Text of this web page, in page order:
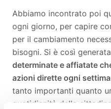
Abbiamo incontrato poi
ogni giorno, per capire
per il cambiamento
bisogni. Si è così
determinate e affiatate
azioni dirette ogni
tanto importanti quanto
quotidianità della